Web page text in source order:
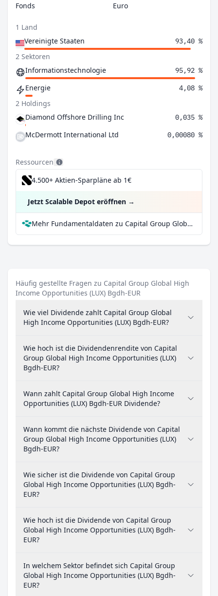
Fonds Euro
1 Land
Vereinigte Staaten
93,40 %
2 Sektoren
Informationstechnologie
95,92 %
Energie 4,08 %
2 Holdings
Diamond Offshore Drilling Inc
0,035 %
McDermott International Ltd 0,00080 %
Ressourcen
4.500+ Aktien-Sparpläne ab 1€
Jetzt Scalable Depot eröffnen →
Mehr Fundamentaldaten zu Capital Group Global High Income Opportunities (LUX) Bgdh-EUR bei Parqet
Häufig gestellte Fragen zu Capital Group Global High
Income Opportunities (LUX) Bgdh-EUR
Wie viel Dividende zahlt Capital Group Global
High Income Opportunities (LUX) Bgdh-EUR?
Wie hoch ist die Dividendenrendite von Capital
Group Global High Income Opportunities (LUX)
Bgdh-EUR?
Wann zahlt Capital Group Global High Income
Opportunities (LUX) Bgdh-EUR Dividende?
Wann kommt die nächste Dividende von Capital
Group Global High Income Opportunities (LUX)
Bgdh-EUR?
Wie sicher ist die Dividende von Capital Group
Global High Income Opportunities (LUX) Bgdh-
EUR?
Wie hoch ist die Dividende von Capital Group
Global High Income Opportunities (LUX) Bgdh-
EUR?
In welchem Sektor befindet sich Capital Group
Global High Income Opportunities (LUX) Bgdh-
EUR?